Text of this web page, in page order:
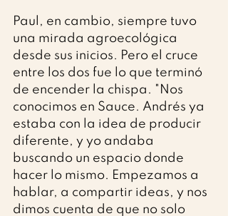
Paul, en cambio, siempre tuvo
una mirada agroecológica
desde sus inicios. Pero el cruce
entre los dos fue lo que terminó
de encender la chispa. "Nos
conocimos en Sauce. Andrés ya
estaba con la idea de producir
diferente, y yo andaba
buscando un espacio donde
hacer lo mismo. Empezamos a
hablar, a compartir ideas, y nos
dimos cuenta de que no solo